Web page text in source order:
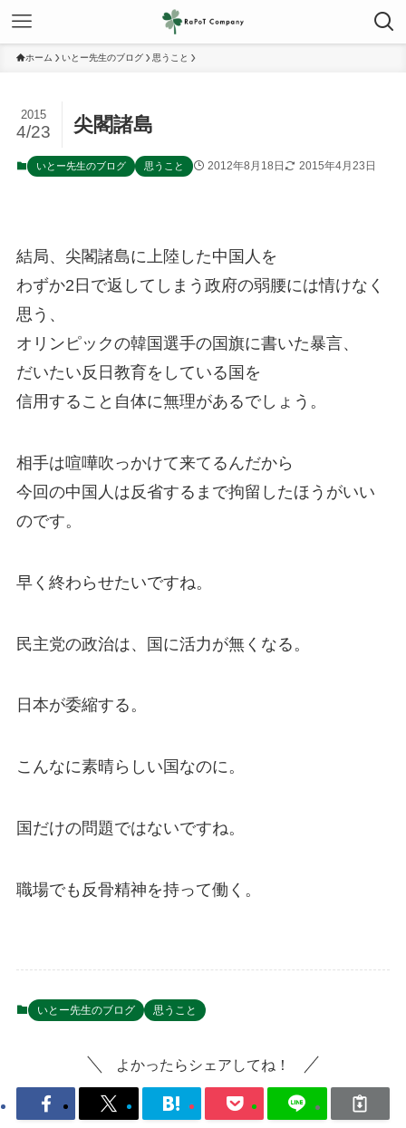
ホーム いとー先生のブログ 思うこと
尖閣諸島
2015
4/23
いとー先生のブログ 思うこと 2012年8月18日 2015年4月23日
結局、尖閣諸島に上陸した中国人を
わずか2日で返してしまう政府の弱腰には情けなく
思う、
オリンピックの韓国選手の国旗に書いた暴言、
だいたい反日教育をしている国を
信用すること自体に無理があるでしょう。
相手は喧嘩吹っかけて来てるんだから
今回の中国人は反省するまで拘留したほうがいい
のです。
早く終わらせたいですね。
民主党の政治は、国に活力が無くなる。
日本が委縮する。
こんなに素晴らしい国なのに。
国だけの問題ではないですね。
職場でも反骨精神を持って働く。
いとー先生のブログ 思うこと
よかったらシェアしてね！